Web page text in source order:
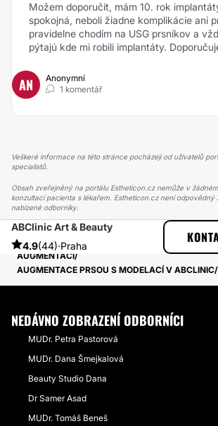
Možem doporučit, mám 10. rok
spokojná, neboli žiadne komplikácie ani
pravidelne chodím na USG prsníkov a
pýtajú kde mi robili implantáty.
AN
Anonymní
1 komentář
Veškeré informace na této stránce pocházejí od uživatelů
specialistů.
Obsah zveřejněný na portálu Estheticon.cz nemůže v
konzultaci pacienta s lékařem. Estheticon.cz není odpovědný
nabízené odborníky.
ABClinic Art & Beauty
4.9(44)·Praha
ESTHETICON
PŘÍBĚHY
PŘÍBĚHY TÝKAJÍCÍ SE ZÁKROKU MODELACE
AUGMENTACÍ
AUGMENTACE PRSOU S MODELACÍ V ABCLINIC
NEDÁVNO ZOBRAZENÍ ODBORNÍCI
MUDr. Petra Pastorová
MUDr. Dana Šmejkalová
Beauty Studio Dana
Dr Samer Asad
MUDr. Tomáš Beneš